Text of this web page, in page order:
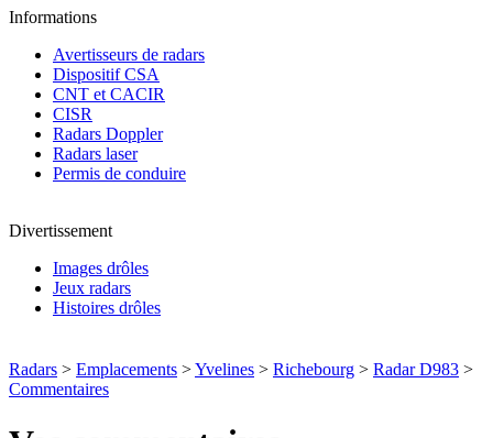
Informations
Avertisseurs de radars
Dispositif CSA
CNT et CACIR
CISR
Radars Doppler
Radars laser
Permis de conduire
Divertissement
Images drôles
Jeux radars
Histoires drôles
Radars > Emplacements >Yvelines > Richebourg > Radar D983 >
Commentaires